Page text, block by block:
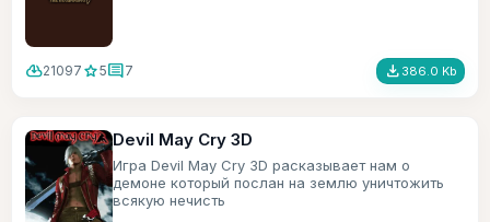
cloud_download21097 star5comment7 file_download 386.0 Kb
Devil May Cry 3D
Игра Devil May Cry 3D расказывает нам о
демоне который послан на землю уничтожить
всякую нечисть